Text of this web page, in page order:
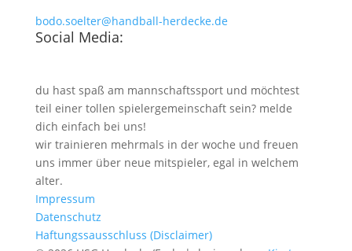
bodo.soelter@handball-herdecke.de
Social Media:
du hast spaß am mannschaftssport und möchtest
teil einer tollen spielergemeinschaft sein? melde
dich einfach bei uns!
wir trainieren mehrmals in der woche und freuen
uns immer über neue mitspieler, egal in welchem
alter.
Impressum
Datenschutz
Haftungssausschluss (Disclaimer)